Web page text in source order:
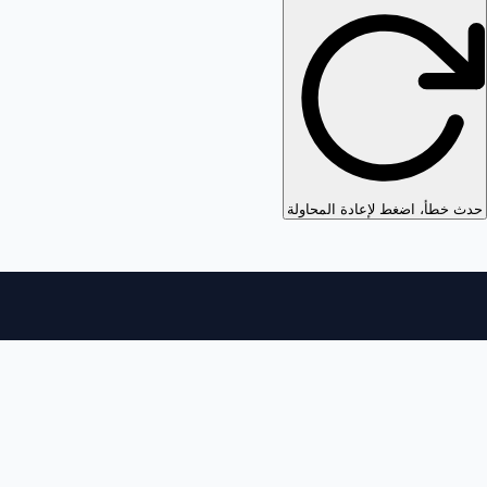
حدث خطأ، اضغط لإعادة المحاولة